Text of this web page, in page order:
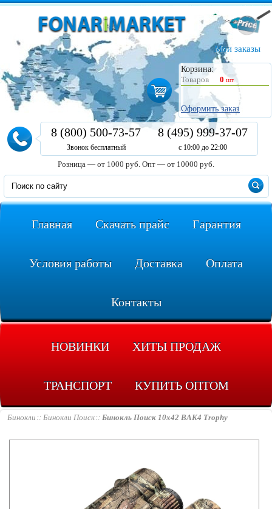
Мои заказы
Корзина:
Товаров
0 шт.
Оформить заказ
8 (800) 500-73-57
Звонок бесплатный
8 (495) 999-37-07
с 10:00 до 22:00
Розница — от 1000 руб. Опт — от 10000 руб.
Главная Скачать прайс Гарантия
Условия работы Доставка Оплата
Контакты
НОВИНКИ ХИТЫ ПРОДАЖ
ТРАНСПОРТ КУПИТЬ ОПТОМ
Бинокли Бинокли Поиск Бинокль Поиск 10х42 BAK4 Trophy